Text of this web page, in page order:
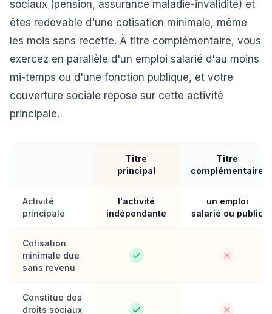
sociaux (pension, assurance maladie-invalidité) et
êtes redevable d'une cotisation minimale, même
les mois sans recette. À titre complémentaire, vous
exercez en parallèle d'un emploi salarié d'au moins
mi-temps ou d'une fonction publique, et votre
couverture sociale repose sur cette activité
principale.
Titre
principal
Titre
complémentaire
Activité
principale
l'activité
indépendante
un emploi
salarié ou public
Cotisation
minimale due
sans revenu
Constitue des
droits sociaux